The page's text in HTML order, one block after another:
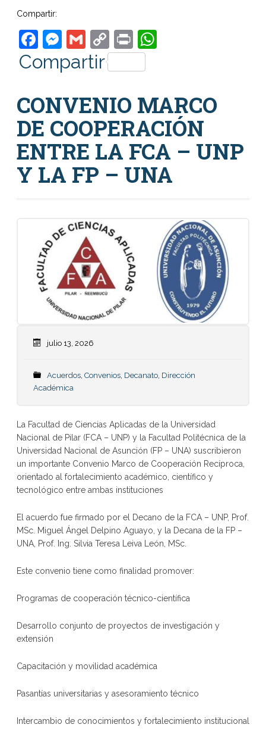
Compartir:
Facebook
Messenger
Gmail
Copy
Link
PrintWhatsApp
Compartir
CONVENIO MARCO
DE COOPERACIÓN
ENTRE LA FCA – UNP
Y LA FP – UNA
julio 13, 2026
Acuerdos, Convenios, Decanato, Dirección
Académica
La Facultad de Ciencias Aplicadas de la Universidad
Nacional de Pilar (FCA – UNP) y la Facultad Politécnica de la
Universidad Nacional de Asunción (FP – UNA) suscribieron
un importante Convenio Marco de Cooperación Recíproca,
orientado al fortalecimiento académico, científico y
tecnológico entre ambas instituciones
El acuerdo fue firmado por el Decano de la FCA – UNP, Prof.
MSc. Miguel Ángel Delpino Aguayo, y la Decana de la FP –
UNA, Prof. Ing. Silvia Teresa Leiva León, MSc.
Este convenio tiene como finalidad promover:
Programas de cooperación técnico-científica
Desarrollo conjunto de proyectos de investigación y
extensión
Capacitación y movilidad académica
Pasantías universitarias y asesoramiento técnico
Intercambio de conocimientos y fortalecimiento institucional